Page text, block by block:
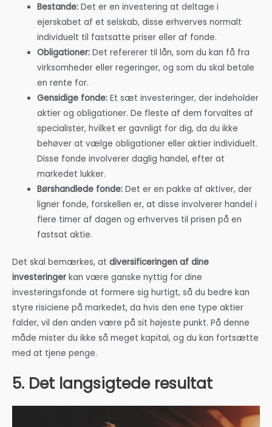
Bestande:Det er en investering at deltage i
ejerskabet af et selskab, disse erhverves normalt
individuelt til fastsatte priser eller af fonde.
Obligationer: Det refererer til lån, som du kan få fra
virksomheder eller regeringer, og som du skal betale
en rente for.
Gensidige fonde:Et sæt investeringer, der indeholder
aktier og obligationer. De fleste af dem forvaltes af
specialister, hvilket er gavnligt for dig, da du ikke
behøver at vælge obligationer eller aktier individuelt.
Disse fonde involverer daglig handel, efter at
markedet lukker.
Børshandlede fonde: Det er en pakke af aktiver, der
ligner fonde, forskellen er, at disse involverer handel i
flere timer af dagen og erhverves til prisen på en
fastsat aktie.
Det skal bemærkes, at diversificeringen af dine
investeringer kan være ganske nyttig for dine
investeringsfonde at formere sig hurtigt, så du bedre kan
styre risiciene på markedet, da hvis den ene type aktier
falder, vil den anden være på sit højeste punkt. På denne
måde mister du ikke så meget kapital, og du kan fortsætte
med at tjene penge.
5. Det langsigtede resultat